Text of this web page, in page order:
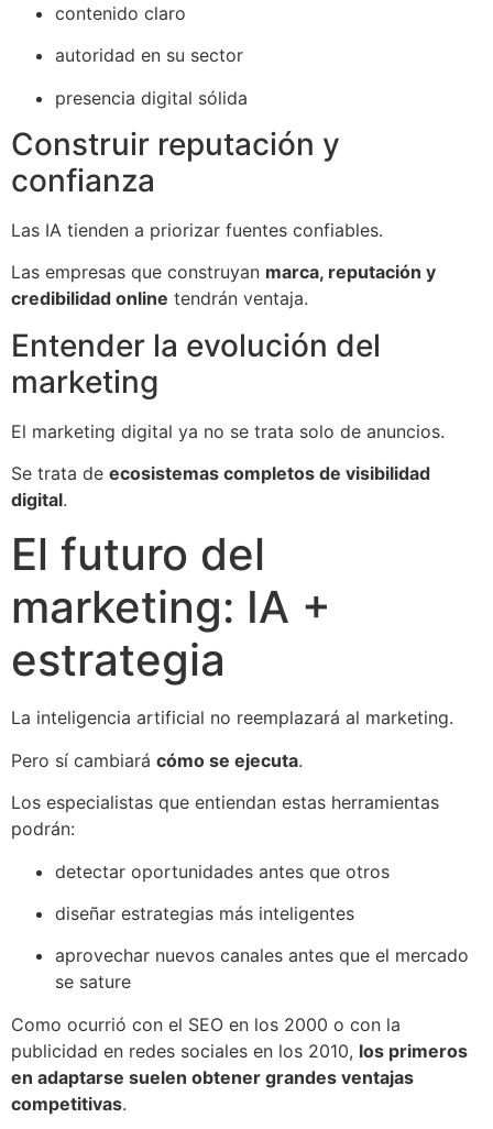
contenido claro
autoridad en su sector
presencia digital sólida
Construir reputación y
confianza
Las IA tienden a priorizar fuentes confiables.
Las empresas que construyan marca, reputación y
credibilidad online tendrán ventaja.
Entender la evolución del
marketing
El marketing digital ya no se trata solo de anuncios.
Se trata de ecosistemas completos de visibilidad
digital.
El futuro del
marketing: IA +
estrategia
La inteligencia artificial no reemplazará al marketing.
Pero sí cambiará cómo se ejecuta.
Los especialistas que entiendan estas herramientas
podrán:
detectar oportunidades antes que otros
diseñar estrategias más inteligentes
aprovechar nuevos canales antes que el mercado
se sature
Como ocurrió con el SEO en los 2000 o con la
publicidad en redes sociales en los 2010, los primeros
en adaptarse suelen obtener grandes ventajas
competitivas.